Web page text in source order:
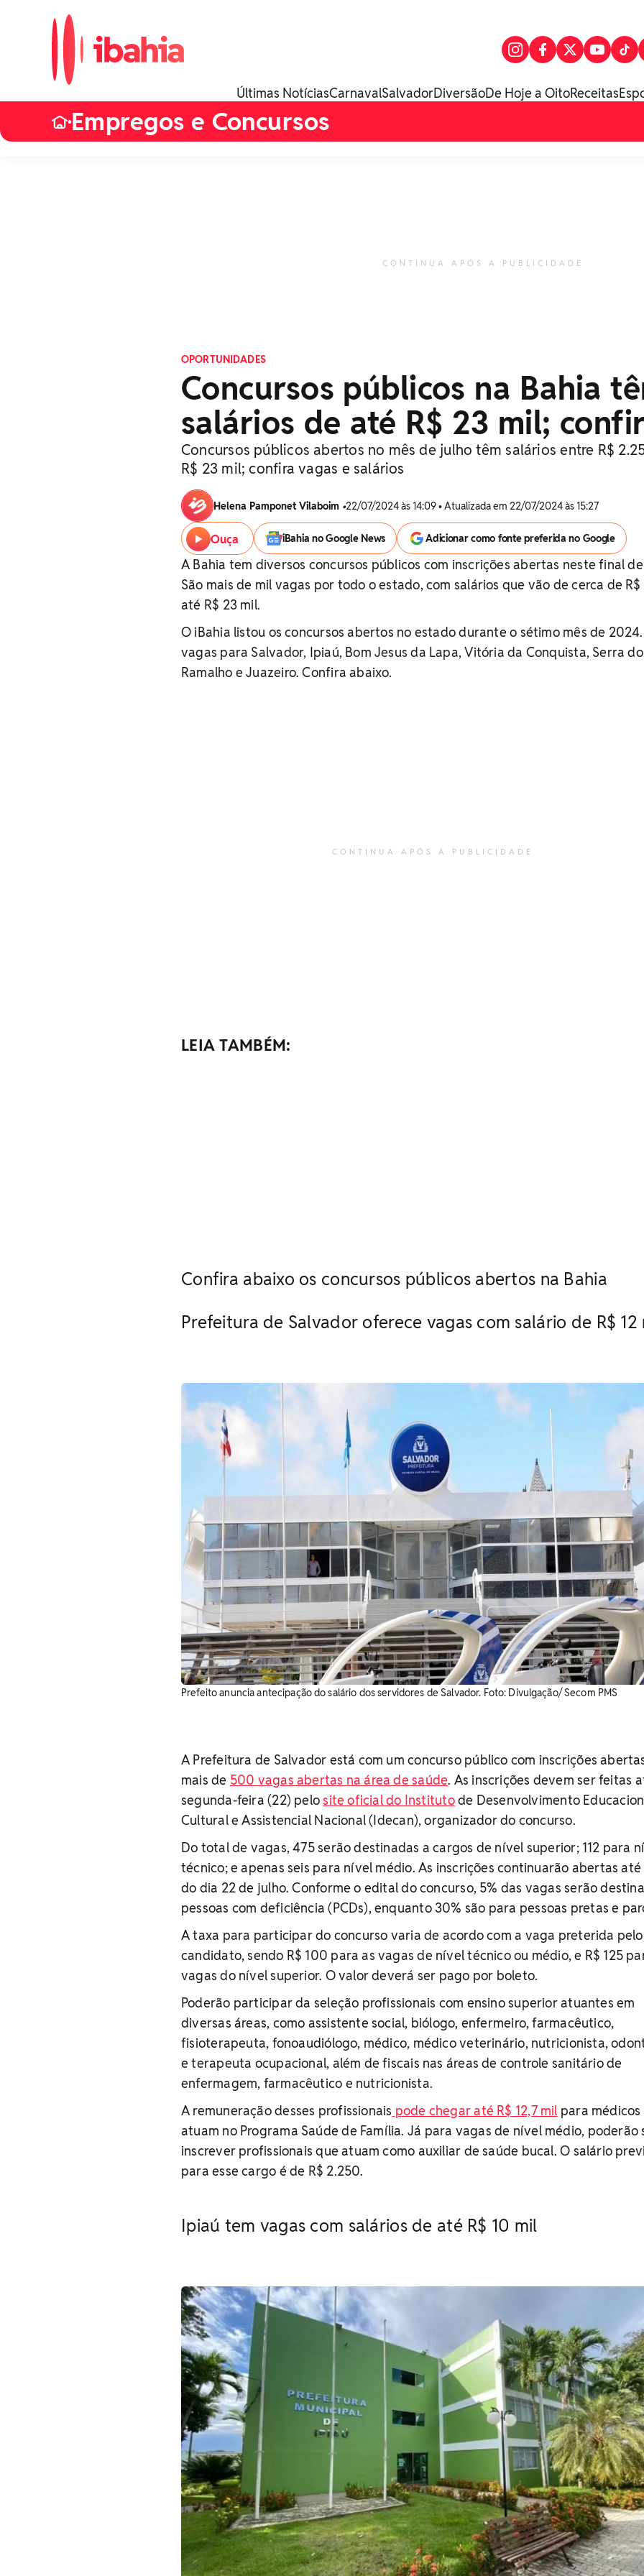
Últimas NotíciasCarnavalSalvadorDiversãoDe Hoje a OitoReceitas
•Empregos e Concursos
CONTINUA APÓS A PUBLICIDADE
OPORTUNIDADES
Concursos públicos na Bahia
salários de até R$ 23 mil;
Concursos públicos abertos no mês de julho têm salários entre R$
R$ 23 mil; confira vagas e salários
Helena Pamponet Vilaboim •22/07/2024 às 14:09 • Atualizada em 22/07/2024 às 15:27
Ouça iBahia no Google News Adicionar como fonte preferida no Google
A Bahia tem diversos concursos públicos com inscrições abertas neste final
São mais de mil vagas por todo o estado, com salários que vão de cerca de R$
até R$ 23 mil.
O iBahia listou os concursos abertos no estado durante o sétimo mês de
vagas para Salvador, Ipiaú, Bom Jesus da Lapa, Vitória da Conquista, Serra do
Ramalho e Juazeiro. Confira abaixo.
CONTINUA APÓS A PUBLICIDADE
LEIA TAMBÉM:
Confira abaixo os concursos públicos abertos na Bahia
Prefeitura de Salvador oferece vagas com salário de R$ 12
Prefeito anuncia antecipação do salário dos servidores de Salvador. Foto: Divulgação/ Secom PMS
A Prefeitura de Salvador está com um concurso público com inscrições
mais de 500 vagas abertas na área de saúde. As inscrições devem ser feitas
segunda-feira (22) pelosite oficial do Institutode Desenvolvimento
Cultural e Assistencial Nacional (Idecan), organizador do concurso.
Do total de vagas, 475 serão destinadas a cargos de nível superior; 112 para
técnico; e apenas seis para nível médio. As inscrições continuarão abertas
do dia 22 de julho. Conforme o edital do concurso, 5% das vagas serão
pessoas com deficiência (PCDs), enquanto 30% são para pessoas pretas e
A taxa para participar do concurso varia de acordo com a vaga preterida pelo
candidato, sendo R$ 100 para as vagas de nível técnico ou médio, e R$ 125
vagas do nível superior. O valor deverá ser pago por boleto.
Poderão participar da seleção profissionais com ensino superior atuantes em
diversas áreas, como assistente social, biólogo, enfermeiro, farmacêutico,
fisioterapeuta, fonoaudiólogo, médico, médico veterinário, nutricionista,
e terapeuta ocupacional, além de fiscais nas áreas de controle sanitário de
enfermagem, farmacêutico e nutricionista.
A remuneração desses profissionais pode chegar até R$ 12,7 mil para
atuam no Programa Saúde de Família. Já para vagas de nível médio, poderão
inscrever profissionais que atuam como auxiliar de saúde bucal. O salário
para esse cargo é de R$ 2.250.
Ipiaú tem vagas com salários de até R$ 10 mil